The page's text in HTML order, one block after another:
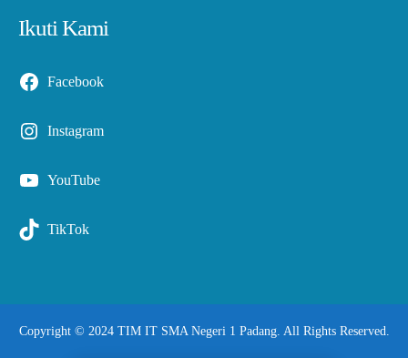
Ikuti Kami
Facebook
Instagram
YouTube
TikTok
Copyright © 2024 TIM IT SMA Negeri 1 Padang. All Rights Reserved.